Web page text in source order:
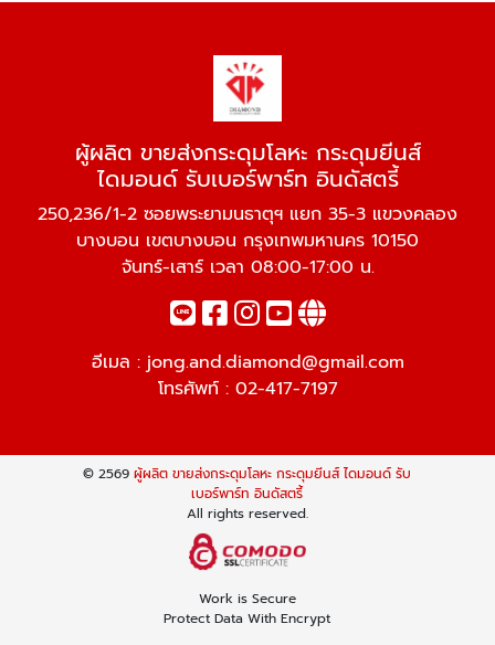
ผู้ผลิต ขายส่งกระดุมโลหะ กระดุมยีนส์
ไดมอนด์ รับเบอร์พาร์ท อินดัสตรี้
250,236/1-2 ซอยพระยามนธาตุฯ แยก 35-3 แขวงคลอง
บางบอน เขตบางบอน กรุงเทพมหานคร 10150
จันทร์-เสาร์ เวลา 08:00-17:00 น.
อีเมล : jong.and.diamond@gmail.com
โทรศัพท์ : 02-417-7197
© 2569ผู้ผลิต ขายส่งกระดุมโลหะ กระดุมยีนส์ ไดมอนด์ รับ
เบอร์พาร์ท อินดัสตรี้
All rights reserved.
Work is Secure
Protect Data With Encrypt